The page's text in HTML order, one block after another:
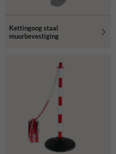
Kettingoog staal
muurbevestiging